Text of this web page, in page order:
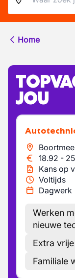
Home
JOU
18.92 - 25
Kans op
Voltijds
Dagwerk
Werken
nieuwe
Extra
Familiale